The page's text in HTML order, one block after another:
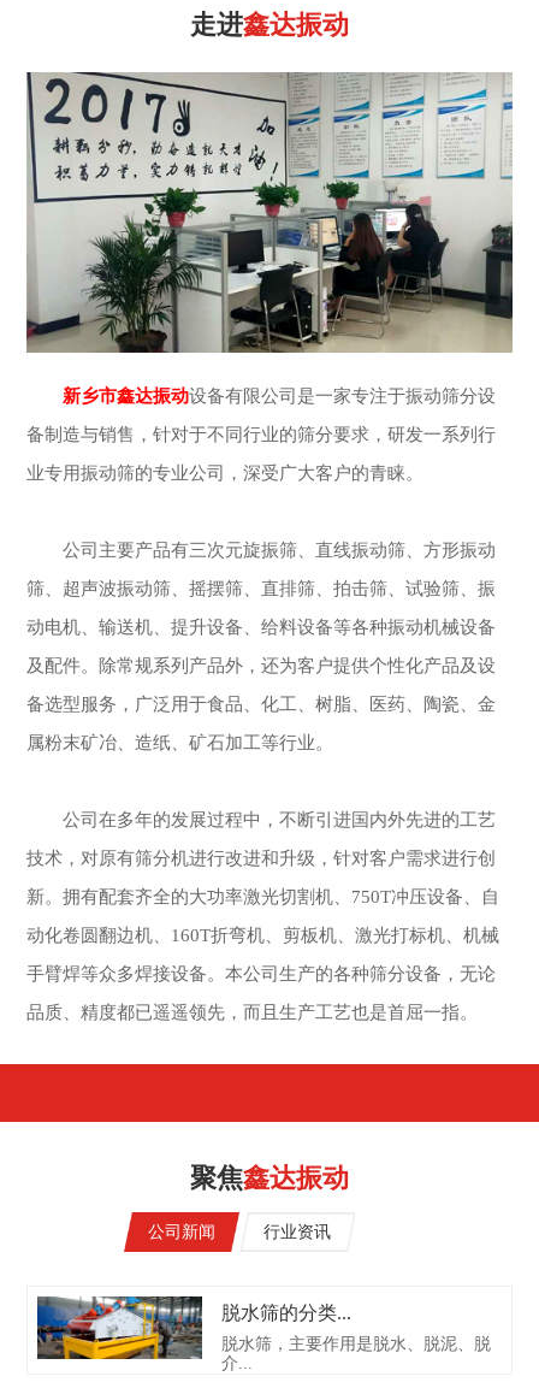
走进鑫达振动
新乡市鑫达振动设备有限公司是一家专注于振动筛分设
备制造与销售，针对于不同行业的筛分要求，研发一系列行
业专用振动筛的专业公司，深受广大客户的青睐。
公司主要产品有三次元旋振筛、直线振动筛、方形振动
筛、超声波振动筛、摇摆筛、直排筛、拍击筛、试验筛、振
动电机、输送机、提升设备、给料设备等各种振动机械设备
及配件。除常规系列产品外，还为客户提供个性化产品及设
备选型服务，广泛用于食品、化工、树脂、医药、陶瓷、金
属粉末矿冶、造纸、矿石加工等行业。
公司在多年的发展过程中，不断引进国内外先进的工艺
技术，对原有筛分机进行改进和升级，针对客户需求进行创
新。拥有配套齐全的大功率激光切割机、750T冲压设备、自
动化卷圆翻边机、160T折弯机、剪板机、激光打标机、机械
手臂焊等众多焊接设备。本公司生产的各种筛分设备，无论
品质、精度都已遥遥领先，而且生产工艺也是首屈一指。
聚焦鑫达振动
公司新闻 行业资讯
脱水筛的分类...
脱水筛，主要作用是脱水、脱泥、脱
介...